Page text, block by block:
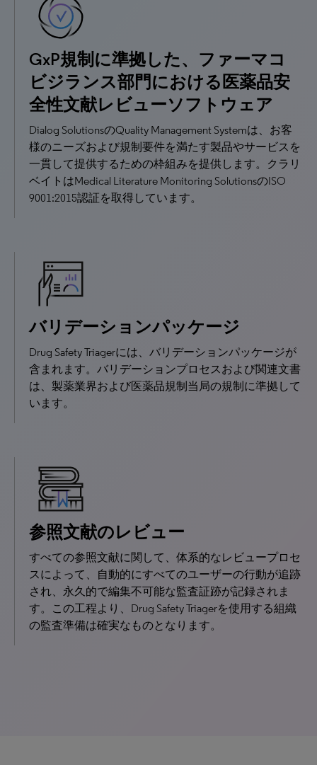
GxP規制に準拠した、ファーマコ
ビジランス部門における医薬品安
全性文献レビューソフトウェア
Dialog SolutionsのQuality Management Systemは、お客
様のニーズおよび規制要件を満たす製品やサービスを
一貫して提供するための枠組みを提供します。クラリ
ベイトはMedical Literature Monitoring SolutionsのISO
9001:2015認証を取得しています。
バリデーションパッケージ
Drug Safety Triagerには、バリデーションパッケージが
含まれます。バリデーションプロセスおよび関連文書
は、製薬業界および医薬品規制当局の規制に準拠して
います。
参照文献のレビュー
すべての参照文献に関して、体系的なレビュープロセ
スによって、自動的にすべてのユーザーの行動が追跡
され、永久的で編集不可能な監査証跡が記録されま
す。この工程より、Drug Safety Triagerを使用する組織
の監査準備は確実なものとなります。